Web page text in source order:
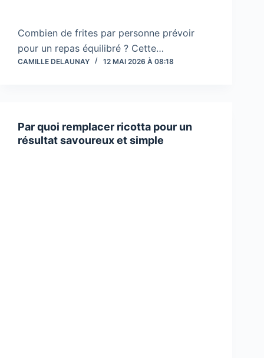
Combien de frites par personne prévoir
pour un repas équilibré ? Cette…
CAMILLE DELAUNAY 12 MAI 2026 À 08:18
Par quoi remplacer ricotta pour un
résultat savoureux et simple